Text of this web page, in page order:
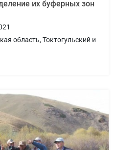
их буферных зон
область, Токтогульский и